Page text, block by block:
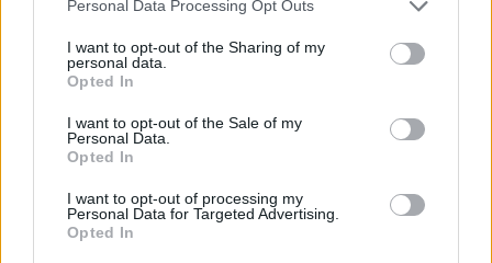
Personal Data Processing Opt Outs
I want to opt-out of the Sharing of my
personal data.
Opted In
I want to opt-out of the Sale of my
Personal Data.
Opted In
I want to opt-out of processing my
Personal Data for Targeted Advertising.
Opted In